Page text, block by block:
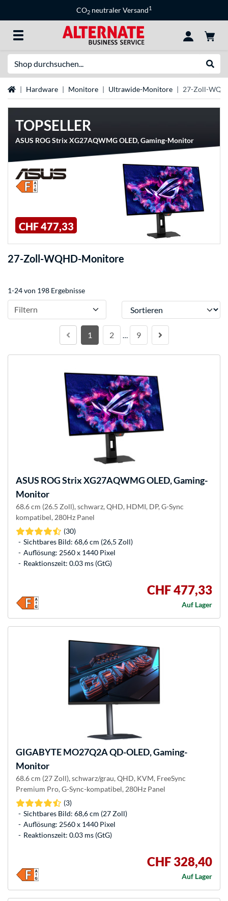
CO2 neutraler Versand1
StartseiteHardware Monitore Ultrawide-Monitore 27-Zoll-
TOPSELLER
ASUS ROG Strix XG27AQWMG OLED, Gaming-Monitor
CHF 477,33
27-Zoll-WQHD-Monitore
1-24 von 198 Ergebnisse
Filtern Sortieren
1 2 … 9
ASUS ROG Strix XG27AQWMG OLED, Gaming-
Monitor
68.6 cm (26.5 Zoll), schwarz, QHD, HDMI, DP, G-Sync
kompatibel, 280Hz Panel
(30)
Sichtbares Bild: 68,6 cm (26,5 Zoll)
Auflösung: 2560 x 1440 Pixel
Reaktionszeit: 0.03 ms (GtG)
CHF 477,33
Auf Lager
GIGABYTEMO27Q2A QD-OLED, Gaming-
Monitor
68.6 cm (27 Zoll), schwarz/grau, QHD, KVM, FreeSync
Premium Pro, G-Sync-kompatibel, 280Hz Panel
(3)
Sichtbares Bild: 68,6 cm (27 Zoll)
Auflösung: 2560 x 1440 Pixel
Reaktionszeit: 0.03 ms (GtG)
CHF 328,40
Auf Lager